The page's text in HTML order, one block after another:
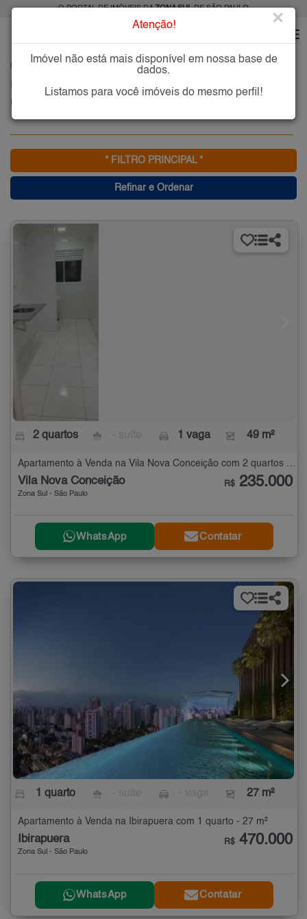
O PORTAL DE IMÓVEIS DAZONA SULDE SÃO PAULO
PARQUE IBIRAPUERA
Imóveis à Venda no Parque Ibirapuera, Zona Sul de São Paulo
* FILTRO PRINCIPAL *
Refinar e Ordenar
2 quartos 1 vaga 49 m²
Apartamento à Venda na Vila Nova Conceição com 2 quartos - 49 m²
Vila Nova Conceição
Zona Sul - São Paulo
R$ 235.000
WhatsApp Contatar
1 quarto 27 m²
Apartamento à Venda na Ibirapuera com 1 quarto - 27 m²
Ibirapuera
Zona Sul - São Paulo
R$ 470.000
WhatsApp Contatar
Atenção! ×
Imóvel não está mais disponível em nossa base de
dados.
Listamos para você imóveis do mesmo perfil!